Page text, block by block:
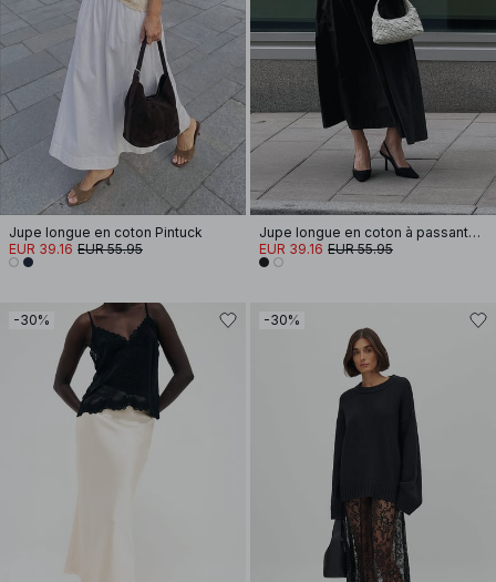
Jupe longue en coton Pintuck
EUR 39.16 EUR 55.95
Jupe longue en coton à passants de ceinture
EUR 39.16 EUR 55.95
-30% -30%